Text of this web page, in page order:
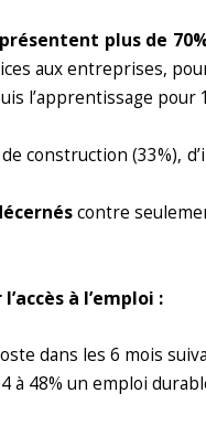
plus de
aux entreprises,
l’apprentissage pour
construction (33%),
contre
à l’emploi :
dans les 6 mois
à 48% un emploi